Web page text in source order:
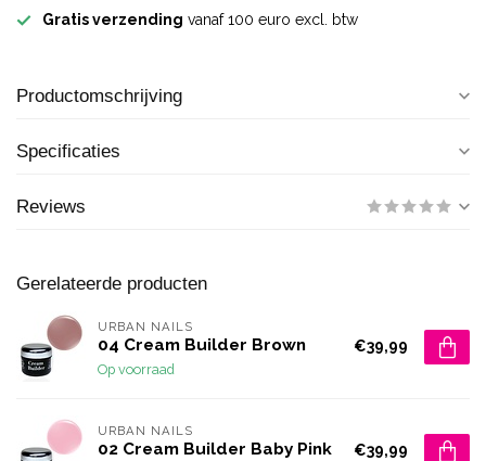
Gratis verzending vanaf 100 euro excl. btw
Productomschrijving
Specificaties
Reviews
Gerelateerde producten
URBAN NAILS
04 Cream Builder Brown
Op voorraad
€39,99
URBAN NAILS
02 Cream Builder Baby Pink €39,99